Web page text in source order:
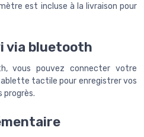
est incluse à la livraison pour
via bluetooth
vous pouvez connecter votre
tactile pour enregistrer vos
progrès.